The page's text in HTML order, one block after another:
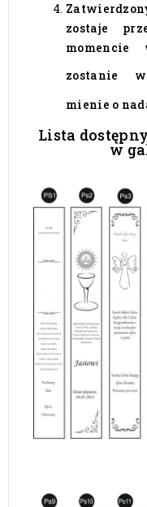
zostaje
zostanie
mienie o
Lista
w